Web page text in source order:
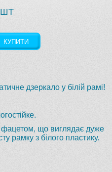
ШТ
КУПИТИ
дзеркало у білій рамі!
фацетом, що виглядає дуже
рамку з білого пластику.